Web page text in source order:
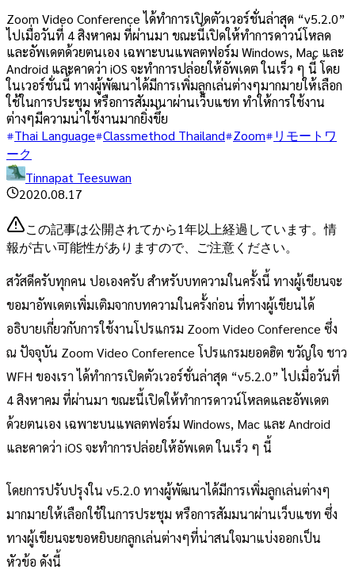
Zoom Video Conference ได้ทำการเปิดตัวเวอร์ชั่นล่าสุด “v5.2.0”
ไปเมื่อวันที่ 4 สิงหาคม ที่ผ่านมา ขณะนี้เปิดให้ทำการดาวน์โหลด
และอัพเดตด้วยตนเอง เฉพาะบนแพลตฟอร์ม Windows, Mac และ
Android และคาดว่า iOS จะทำการปล่อยให้อัพเดต ในเร็ว ๆ นี้ โดย
ในเวอร์ชั่นนี้ ทางผู้พัฒนาได้มีการเพิ่มลูกเล่นต่างๆมากมายให้เลือก
ใช้ในการประชุม หรือการสัมมนาผ่านเว็บแชท ทำให้การใช้งาน
ต่างๆมีความน่าใช้งานมากยิ่งขึ้ย
Thai Language Classmethod Thailand Zoom
リモートワ
ーク
Tinnapat Teesuwan
2020.08.17
この記事は公開されてから1年以上経過しています。情
報が古い可能性がありますので、ご注意ください。
สวัสดีครับทุกคน ปอเองครับ สำหรับบทความในครั้งนี้ ทางผู้เขียนจะ
ขอมาอัพเดตเพิ่มเติมจากบทความในครั้งก่อน ที่ทางผู้เขียนได้
อธิบายเกี่ยวกับการใช้งานโปรแกรม Zoom Video Conference ซึ่ง
ณ ปัจจุบัน Zoom Video Conference โปรแกรมยอดฮิต ขวัญใจ ชาว
WFH ของเรา ได้ทำการเปิดตัวเวอร์ชั่นล่าสุด “v5.2.0” ไปเมื่อวันที่
4 สิงหาคม ที่ผ่านมา ขณะนี้เปิดให้ทำการดาวน์โหลดและอัพเดต
ด้วยตนเอง เฉพาะบนแพลตฟอร์ม Windows, Mac และ Android
และคาดว่า iOS จะทำการปล่อยให้อัพเดต ในเร็ว ๆ นี้
โดยการปรับปรุงใน v5.2.0 ทางผู้พัฒนาได้มีการเพิ่มลูกเล่นต่างๆ
มากมายให้เลือกใช้ในการประชุม หรือการสัมมนาผ่านเว็บแชท ซึ่ง
ทางผู้เขียนจะขอหยิบยกลูกเล่นต่างๆที่น่าสนใจมาแบ่งออกเป็น
หัวข้อ ดังนี้